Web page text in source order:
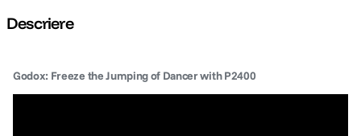
Descriere
Godox: Freeze the Jumping of Dancer with P2400